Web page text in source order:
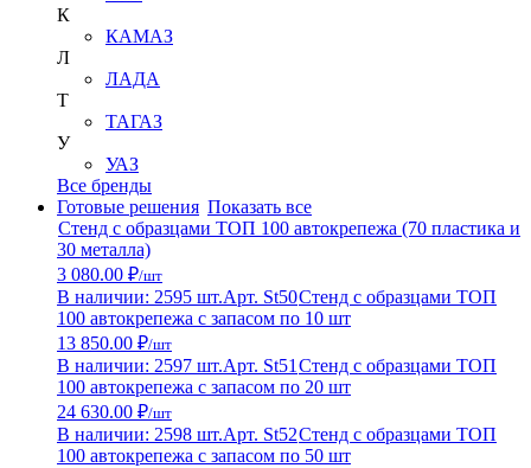
К
КАМАЗ
Л
ЛАДА
Т
ТАГАЗ
У
УАЗ
Все бренды
Готовые решения Показать все
Стенд с образцами ТОП 100 автокрепежа (70 пластика и
30 металла)
3 080.00 ₽/шт
В наличии: 2595 шт.Арт. St50Стенд с образцами ТОП
100 автокрепежа с запасом по 10 шт
13 850.00 ₽/шт
В наличии: 2597 шт.Арт. St51 Стенд с образцами ТОП
100 автокрепежа с запасом по 20 шт
24 630.00 ₽/шт
В наличии: 2598 шт.Арт. St52Стенд с образцами ТОП
100 автокрепежа с запасом по 50 шт